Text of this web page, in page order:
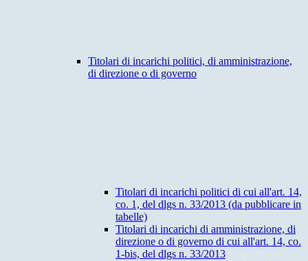
Titolari di incarichi politici, di amministrazione,
di direzione o di governo
Titolari di incarichi politici di cui all'art. 14,
co. 1, del dlgs n. 33/2013 (da pubblicare in
tabelle)
Titolari di incarichi di amministrazione, di
direzione o di governo di cui all'art. 14, co.
1-bis, del dlgs n. 33/2013